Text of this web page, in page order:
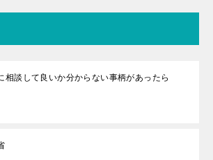
相談して良いか分からない事柄があったら